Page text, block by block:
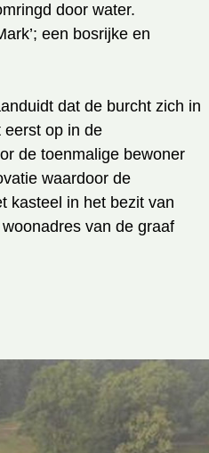
door water.
een bosrijke en
dat de burcht zich in
eerst op in de
de toenmalige bewoner
waardoor de
kasteel in het bezit van
van de graaf